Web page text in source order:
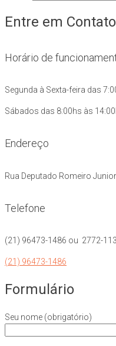
Entre em Contato
Horário de
Segunda à Sexta-feira das
Sábados das 8:00hs às
Endereço
Rua Deputado Romeiro
Telefone
(21) 96473-1486 ou 2772-
(21) 96473-1486
Formulário
Seu nome (obrigatório)